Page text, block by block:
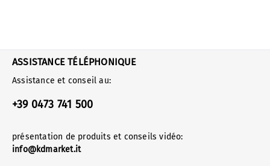
ASSISTANCE TÉLÉPHONIQUE
Assistance et conseil au:
+39 0473 741 500
présentation de produits et conseils vidéo:
info@kdmarket.it